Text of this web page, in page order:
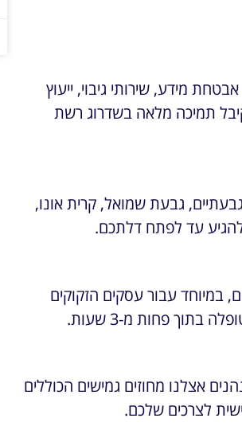
מידע, שירותי גיבוי, ייעוץ
תמיכה מלאה בשדרוג רשת
גבעת שמואל, קרית אונו,
להגיע עד לפתח דלתכם.
במיוחד עבור עסקים הזקוקים
פחות מ-3 שעות.
אצלנו מחוזים גמישים הכוללים
לצרכים שלכם.